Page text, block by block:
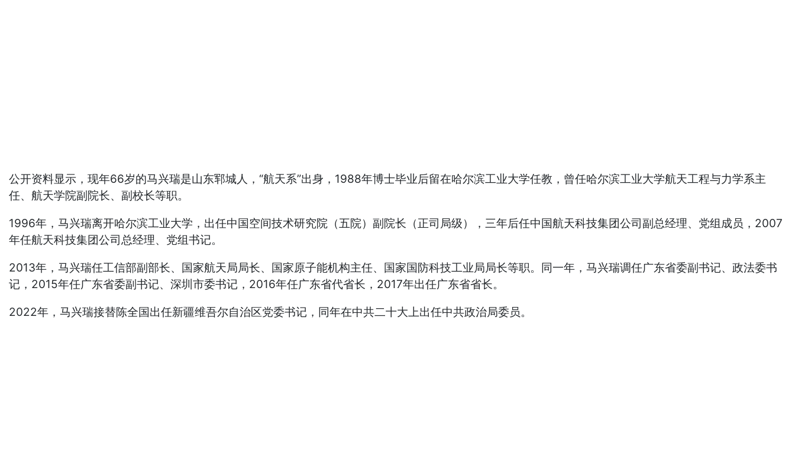
公开资料显示，现年66岁的马兴瑞是山东郓城人，“航天系”出身，1988年博士毕业后留在哈尔滨工业大学任教，曾任哈尔滨工业大学航天工程与力学系主
任、航天学院副院长、副校长等职。
1996年，马兴瑞离开哈尔滨工业大学，出任中国空间技术研究院（五院）副院长（正司局级），三年后任中国航天科技集团公司副总经理、党组成员，2007
年任航天科技集团公司总经理、党组书记。
2013年，马兴瑞任工信部副部长、国家航天局局长、国家原子能机构主任、国家国防科技工业局局长等职。同一年，马兴瑞调任广东省委副书记、政法委书
记，2015年任广东省委副书记、深圳市委书记，2016年任广东省代省长，2017年出任广东省省长。
2022年，马兴瑞接替陈全国出任新疆维吾尔自治区党委书记，同年在中共二十大上出任中共政治局委员。